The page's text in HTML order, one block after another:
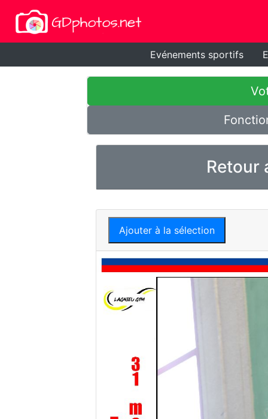
Evénements sportifs
Retour
Ajouter à la sélection